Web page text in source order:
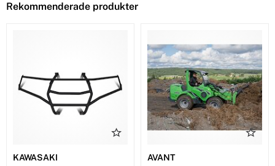
Rekommenderade produkter
KAWASAKI
AVANT